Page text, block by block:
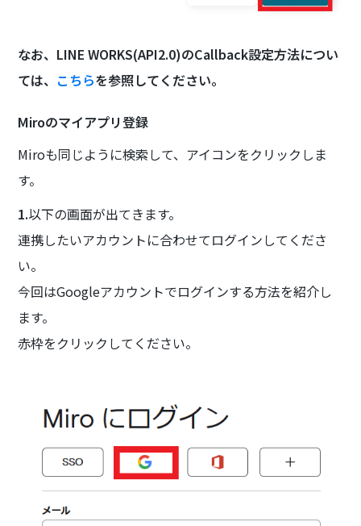
なお、LINE WORKS(API2.0)のCallback設定方法につい
ては、 こちらを参照してください。
Miroのマイアプリ登録
Miroも同じように検索して、アイコンをクリックしま
す。
1.以下の画面が出てきます。
連携したいアカウントに合わせてログインしてくださ
い。
今回はGoogleアカウントでログインする方法を紹介し
ます。
赤枠をクリックしてください。